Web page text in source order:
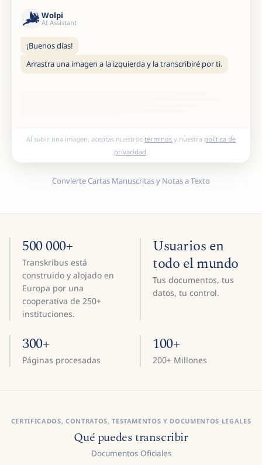
Wolpi
AI Assistant
¡Buenos días!
Arrastra una imagen a la izquierda y la transcribiré por ti.
Al subir una imagen, aceptas nuestros términos y nuestra política de
privacidad
Convierte Cartas Manuscritas y Notas a Texto
500 000+
Transkribus está
construido y alojado en
Europa por una
cooperativa de 250+
instituciones.
Usuarios en
todo el mundo
Tus documentos, tus
datos, tu control.
300+
Páginas procesadas
100+
200+ Millones
CERTIFICADOS, CONTRATOS, TESTAMENTOS Y DOCUMENTOS LEGALES
Qué puedes transcribir
Documentos Oficiales